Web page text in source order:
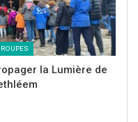
la Lumière de